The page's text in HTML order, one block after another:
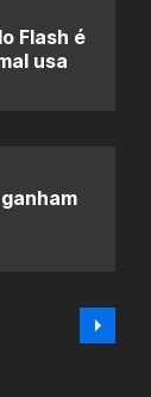
Flash é
usa